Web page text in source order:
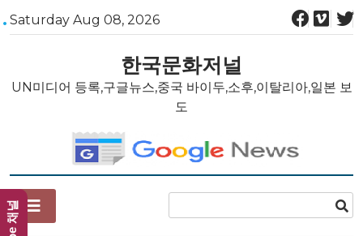
Skip
to
Saturday Aug 08, 2026
한국문화저널
UN미디어 등록,구글뉴스,중국 바이두,소후,이탈리아,일본 보
도